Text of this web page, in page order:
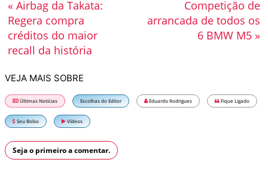
Competição de
arrancada de todos os
6 BMW M5 »
« Airbag da Takata:
Regera compra
créditos do maior
recall da história
VEJA MAIS SOBRE
Últimas Notícias Escolhas do Editor Eduardo Rodrigues Fique Ligado
Seu Bolso Vídeos
Seja o primeiro a comentar.